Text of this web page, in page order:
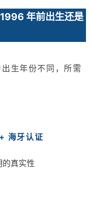
年前出生还是
生年份不同，所需
海牙认证
真实性